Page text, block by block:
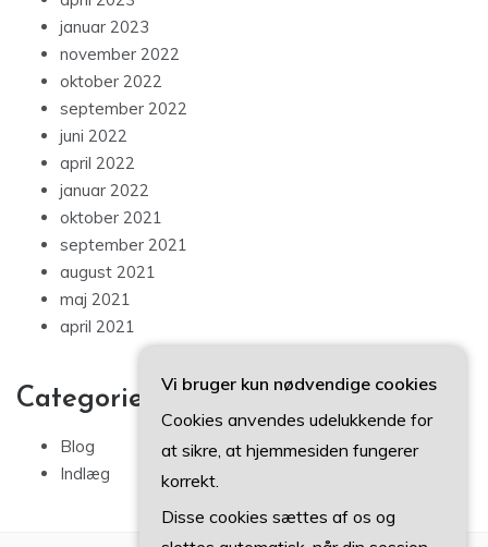
januar 2023
november 2022
oktober 2022
september 2022
juni 2022
april 2022
januar 2022
oktober 2021
september 2021
august 2021
maj 2021
april 2021
Categories
Blog
Indlæg
Vi bruger kun nødvendige cookies
Cookies anvendes udelukkende for
at sikre, at hjemmesiden fungerer
korrekt.
Disse cookies sættes af os og